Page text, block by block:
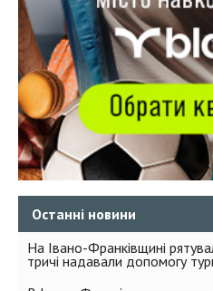
Останні новини
На Івано-Франківщині
тричі надавали допомогу